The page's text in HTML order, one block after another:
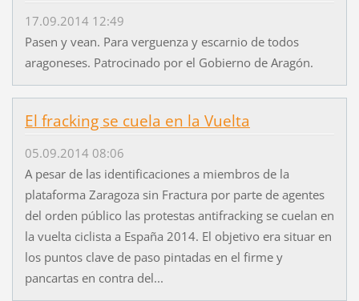
17.09.2014 12:49
Pasen y vean. Para verguenza y escarnio de todos
aragoneses. Patrocinado por el Gobierno de Aragón.
El fracking se cuela en la Vuelta
05.09.2014 08:06
A pesar de las identificaciones a miembros de la
plataforma Zaragoza sin Fractura por parte de agentes
del orden público las protestas antifracking se cuelan en
la vuelta ciclista a España 2014. El objetivo era situar en
los puntos clave de paso pintadas en el firme y
pancartas en contra del...